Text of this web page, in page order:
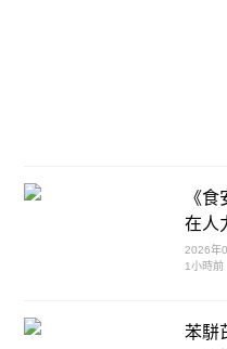
《
在人
2026年
1小時前
苯駢